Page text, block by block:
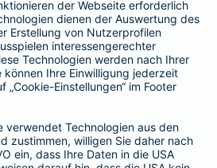
Zusatzversicherung
Adresse ändern
melden